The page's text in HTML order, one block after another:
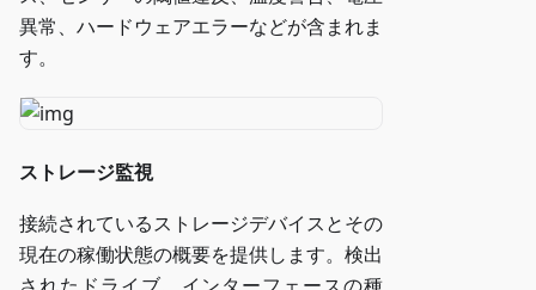
異常、ハードウェアエラーなどが含まれま
す。
ストレージ監視
接続されているストレージデバイスとその
現在の稼働状態の概要を提供します。検出